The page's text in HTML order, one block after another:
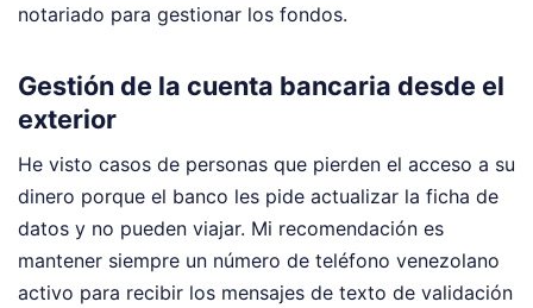
notariado para gestionar los fondos.
Gestión de la cuenta bancaria desde el
exterior
He visto casos de personas que pierden el acceso a su
dinero porque el banco les pide actualizar la ficha de
datos y no pueden viajar. Mi recomendación es
mantener siempre un número de teléfono venezolano
activo para recibir los mensajes de texto de validación